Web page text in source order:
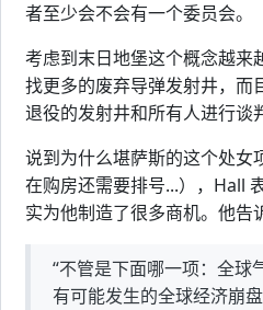
者至少会不会有一个委员会。
考虑到末日地堡这个概念越来
找更多的废弃导弹发射井，而
退役的发射井和所有人进行谈
说到为什么堪萨斯的这个处女
在购房还需要排号...），Hall
实为他制造了很多商机。他告
“不管是下面哪一项：全球
有可能发生的全球经济崩